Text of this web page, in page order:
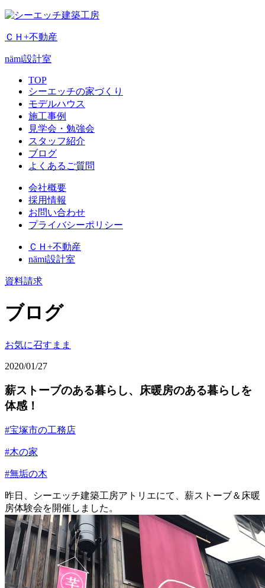
ＣＨ+不動産
nämi設計室
TOP
シーエッチの家づくり
モデルハウス
施工事例
見学会・勉強会
スタッフ紹介
ブログ
よくあるご質問
会社概要
採用情報
お問い合わせ
プライバシーポリシー
ＣＨ+不動産
nämi設計室
資料請求
ブログ
お気に召すまま
2020/01/27
薪ストーブのある暮らし、床暖房のある暮らしを
体感！
#宝塚市の工務店
#木の家
#無垢の木
昨日、シーエッチ建築工房アトリエにて、薪ストーブ＆床暖
房体験会を開催しました。